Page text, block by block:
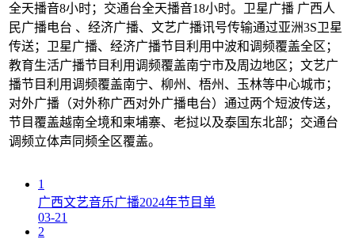
全天播音8小时；交通台全天播音18小时。卫星广播 广西人
民广播电台 、经济广播、文艺广播讯号传输通过亚洲3S卫星
传送；卫星广播、经济广播节目利用中波和调频覆盖全区；
教育生活广播节目利用调频覆盖南宁市及周边地区；文艺广
播节目利用调频覆盖南宁、柳州、梧州、玉林等中心城市；
对外广播（对外称广西对外广播电台）通过两个短波传送，
节目覆盖越南全境和柬埔寨、老挝以及泰国东北部；交通台
调频立体声同频全区覆盖。
1
广西文艺音乐广播2024年节目单
03-21
2